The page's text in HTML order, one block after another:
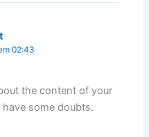
02:43
the content of your
have some doubts.